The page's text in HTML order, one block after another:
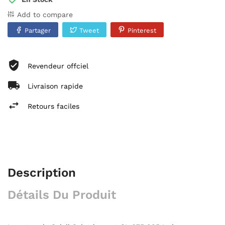
Add to compare
Partager Tweet Pinterest
Revendeur offciel
Livraison rapide
Retours faciles
Description
Détails Du Produit